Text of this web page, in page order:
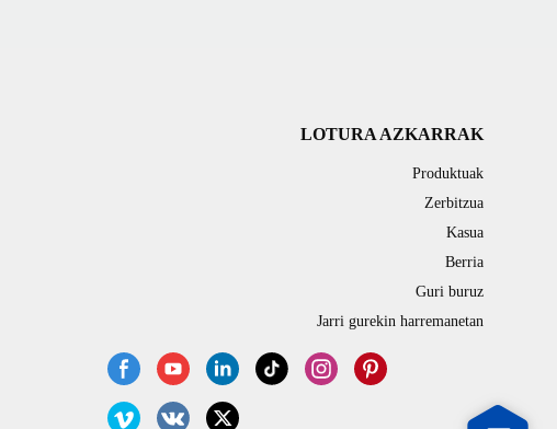
LOTURA AZKARRAK
Produktuak
Zerbitzua
Kasua
Berria
Guri buruz
Jarri gurekin harremanetan